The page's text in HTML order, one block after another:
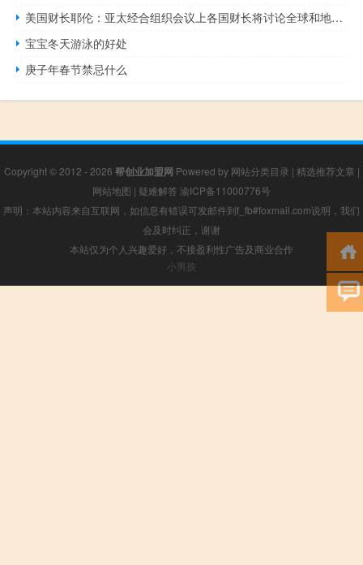
美国财长耶伦：亚太经合组织会议上各国财长将讨论全球和地区经济和金融前景以及数字资产和区块链
宝宝冬天游泳的好处
庚子年春节禁忌什么
Copyright © 2012 - 2026 帮创业加盟网 Powered by 网站分类目录 | 精选推荐文章 |
网站地图 | 疑难解答 渝ICP备11000776号
声明：本站内容来自互联网，如信息有错误可发邮件到f_fb#foxmail.com说明，我们
会及时纠正，谢谢
本站仅为个人兴趣爱好，不接盈利性广告及商业合作
小男孩